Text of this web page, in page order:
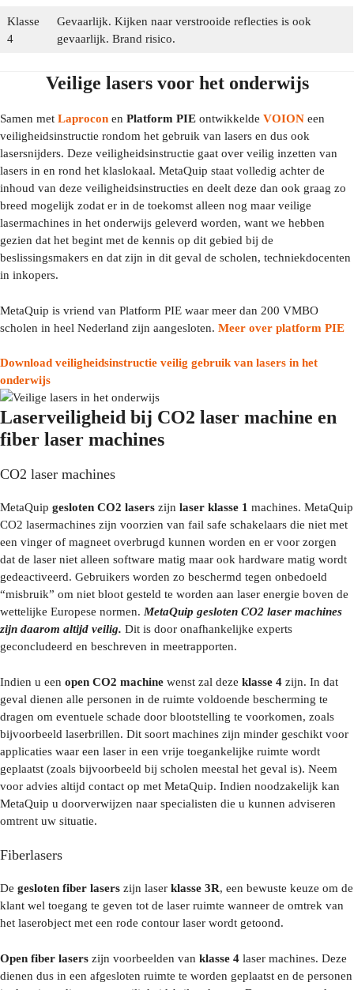
Klasse
4
Gevaarlijk. Kijken naar verstrooide reflecties is ook
gevaarlijk. Brand risico.
Veilige lasers voor het onderwijs
Samen met Laprocon en Platform PIE ontwikkelde VOION een
veiligheidsinstructie rondom het gebruik van lasers en dus ook
lasersnijders. Deze veiligheidsinstructie gaat over veilig inzetten van
lasers in en rond het klaslokaal. MetaQuip staat volledig achter de
inhoud van deze veiligheidsinstructies en deelt deze dan ook graag zo
breed mogelijk zodat er in de toekomst alleen nog maar veilige
lasermachines in het onderwijs geleverd worden, want we hebben
gezien dat het begint met de kennis op dit gebied bij de
beslissingsmakers en dat zijn in dit geval de scholen, techniekdocenten
in inkopers.
MetaQuip is vriend van Platform PIE waar meer dan 200 VMBO
scholen in heel Nederland zijn aangesloten. Meer over platform PIE
Download veiligheidsinstructie veilig gebruik van lasers in het
onderwijs
Laserveiligheid bij CO2 laser machine en
fiber laser machines
CO2 laser machines
MetaQuip gesloten CO2 lasers zijn laser klasse 1 machines. MetaQuip
CO2 lasermachines zijn voorzien van fail safe schakelaars die niet met
een vinger of magneet overbrugd kunnen worden en er voor zorgen
dat de laser niet alleen software matig maar ook hardware matig wordt
gedeactiveerd. Gebruikers worden zo beschermd tegen onbedoeld
“misbruik” om niet bloot gesteld te worden aan laser energie boven de
wettelijke Europese normen. MetaQuip gesloten CO2 laser machines
zijn daarom altijd veilig. Dit is door onafhankelijke experts
geconcludeerd en beschreven in meetrapporten.
Indien u een open CO2 machine wenst zal deze klasse 4 zijn. In dat
geval dienen alle personen in de ruimte voldoende bescherming te
dragen om eventuele schade door blootstelling te voorkomen, zoals
bijvoorbeeld laserbrillen. Dit soort machines zijn minder geschikt voor
applicaties waar een laser in een vrije toegankelijke ruimte wordt
geplaatst (zoals bijvoorbeeld bij scholen meestal het geval is). Neem
voor advies altijd contact op met MetaQuip. Indien noodzakelijk kan
MetaQuip u doorverwijzen naar specialisten die u kunnen adviseren
omtrent uw situatie.
Fiberlasers
De gesloten fiber lasers zijn laser klasse 3R, een bewuste keuze om de
klant wel toegang te geven tot de laser ruimte wanneer de omtrek van
het laserobject met een rode contour laser wordt getoond.
Open fiber lasers zijn voorbeelden van klasse 4 laser machines. Deze
dienen dus in een afgesloten ruimte te worden geplaatst en de personen